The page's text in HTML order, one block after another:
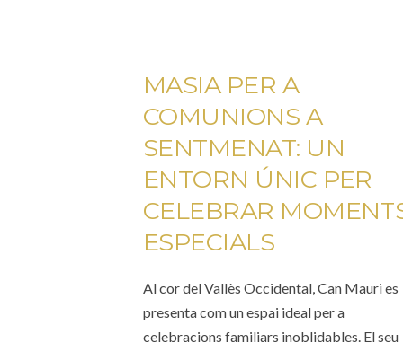
MASIA PER A
COMUNIONS A
SENTMENAT: UN
ENTORN ÚNIC PER
CELEBRAR
ESPECIALS
Al cor del Vallès Occidental, Can Mauri es
presenta com un espai ideal per a
celebracions familiars inoblidables. El seu